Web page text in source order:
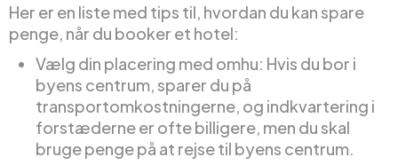
Her er en liste med tips til, hvordan du kan spare
penge, når du booker et hotel:
Vælg din placering med omhu: Hvis du bor i
byens centrum, sparer du på
transportomkostningerne, og indkvartering i
forstæderne er ofte billigere, men du skal
bruge penge på at rejse til byens centrum.